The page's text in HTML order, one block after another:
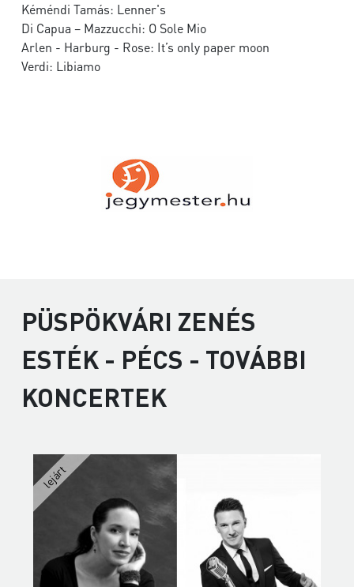
Kéméndi Tamás: Lenner's
Di Capua – Mazzucchi: O Sole Mio
Arlen - Harburg - Rose: It’s only paper moon
Verdi: Libiamo
PÜSPÖKVÁRI ZENÉS
ESTÉK - PÉCS - TOVÁBBI
KONCERTEK